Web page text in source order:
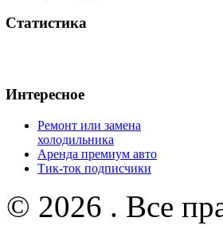
Статистика
Интересное
Ремонт или замена
холодильника
Аренда премиум авто
Тик-ток подписчики
© 2026 . Все